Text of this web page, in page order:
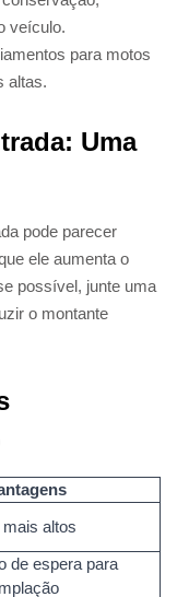
veículo.
para motos
altas.
Uma
pode parecer
ele aumenta o
possível, junte uma
o montante
altos
de espera para